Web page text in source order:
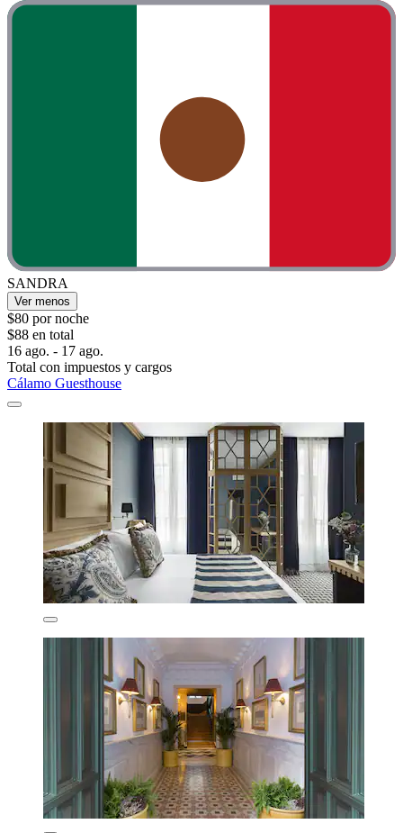
SANDRA
Ver menos
$80 por noche
$88 en total
16 ago. - 17 ago.
Total con impuestos y cargos
Cálamo Guesthouse